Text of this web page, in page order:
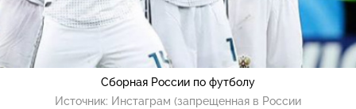
Сборная России по футболу
Источник: Инстаграм (запрещенная в России